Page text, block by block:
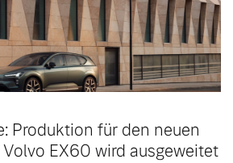
Produktion für den neuen
EX60 wird ausgeweitet